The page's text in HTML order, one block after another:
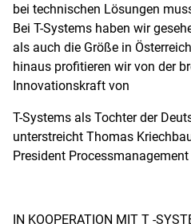
bei technischen Lösungen
Bei T-Systems haben wir
als auch die Größe in
hinaus profitieren wir von der
Innovationskraft von
T-Systems als Tochter der
unterstreicht Thomas
President Processmanagement
IN KOOPERATION MIT T -